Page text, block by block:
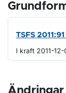
TSFS
I kraft 2011-12-
Ändringar